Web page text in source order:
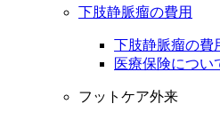
下肢静脈瘤の費用
下肢静脈瘤の費
医療保険につい
フットケア外来